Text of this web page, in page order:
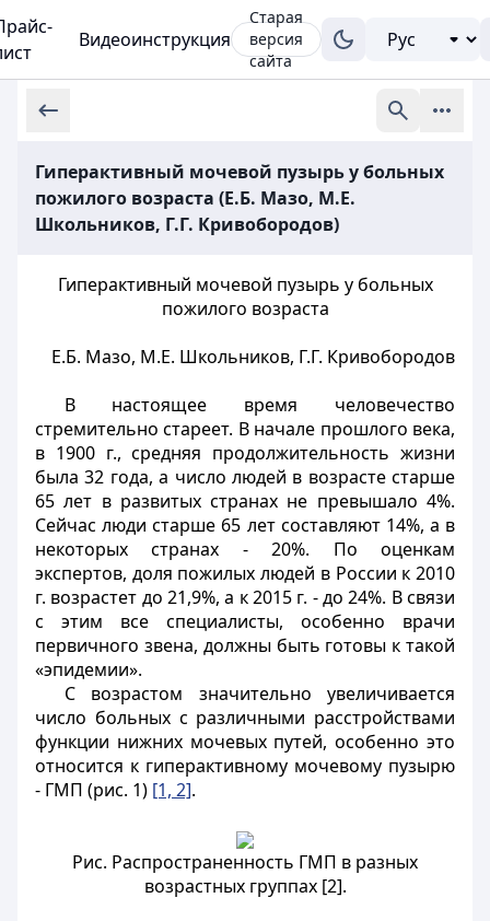
Видеоинструкция
Старая
версия
сайта
Гиперактивный мочевой пузырь у больных
пожилого возраста (Е.Б. Мазо, М.Е.
Школьников, Г.Г. Кривобородов)
Гиперактивный мочевой пузырь у больных
пожилого возраста
Е.Б. Мазо, М.Е. Школьников, Г.Г. Кривобородов
В настоящее время человечество
стремительно стареет. В начале прошлого века,
в 1900 г., средняя продолжительность жизни
была 32 года, а число людей в возрасте старше
65 лет в развитых странах не превышало 4%.
Сейчас люди старше 65 лет составляют 14%, а в
некоторых странах - 20%. По оценкам
экспертов, доля пожилых людей в России к 2010
г. возрастет до 21,9%, а к 2015 г. - до 24%. В связи
с этим все специалисты, особенно врачи
первичного звена, должны быть готовы к такой
«эпидемии».
С возрастом значительно увеличивается
число больных с различными расстройствами
функции нижних мочевых путей, особенно это
относится к гиперактивному мочевому пузырю
- ГМП (рис. 1) [1, 2].
Рис. Распространенность ГМП в разных
возрастных группах [2].